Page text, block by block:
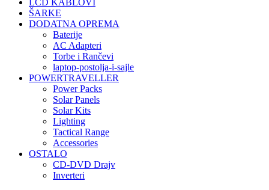
LCD KABLOVI
ŠARKE
DODATNA OPREMA
Baterije
AC Adapteri
Torbe i Rančevi
laptop-postolja-i-sajle
POWERTRAVELLER
Power Packs
Solar Panels
Solar Kits
Lighting
Tactical Range
Accessories
OSTALO
CD-DVD Drajv
Inverteri